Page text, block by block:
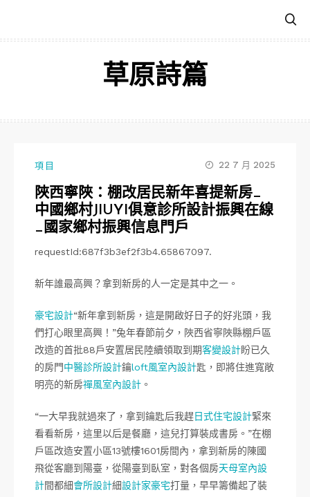
主
草原詩篇
項目 22 7 月 2025
陜西寧陜：棚改居民新年喜提新房_
中國鄉村JIUYI俱意診所設計振興在線
_國家鄉村振興信息門戶
requestId:687f3b3ef2f3b4.65867097.
新年誰最高興？拿到新房的人一定是其中之一。
豪宅設計“新年拿到新房，這是開啟好日子的好兆頭，我
們打心眼里高興！”兔年春節前夕，陜西省寧陜縣棚戶區
改造的首批88戶安置居民陸續領取到期客變設計盼已久
的房門中醫診所設計鑰loft風室內設計匙，即將住進寬敞
明亮的新房禪風室內設計 。
“一大早我就過來了，拿到鑰匙后我趕日式住宅設計緊來
看看新房，這里以后是餐廳，這兒打算裝成書房。”在棚
戶區改造安置小區13號樓1601房間內，拿到新房的陳國
飛從客廳到陽臺，從陽臺到臥室，對各個房天母室內設
計間都細會所設計細設計家豪宅打量，早早籌備起了裝